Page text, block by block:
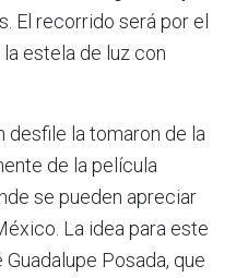
El recorrido será por el
estela de luz con
desfile la tomaron de la
de la película
se pueden apreciar
La idea para este
Posada, que